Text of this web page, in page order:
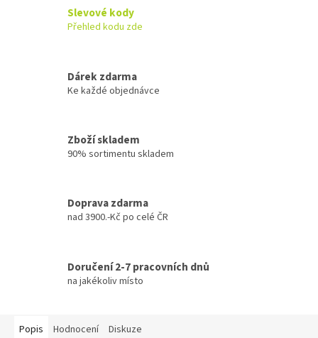
Slevové kody
Přehled kodu zde
Dárek zdarma
Ke každé objednávce
Zboží skladem
90% sortimentu skladem
Doprava zdarma
nad 3900.-Kč po celé ČR
Doručení 2-7 pracovních dnů
na jakékoliv místo
Popis Hodnocení Diskuze